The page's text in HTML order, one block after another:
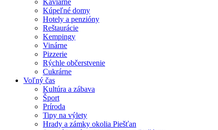
Kúpeľné domy
Hotely a penzióny
Reštaurácie
Kempingy
Vinárne
Pizzerie
Rýchle občerstvenie
Cukrárne
Voľný čas
Kultúra a zábava
Šport
Príroda
Tipy na výlety
Hrady a zámky okolia Piešťan